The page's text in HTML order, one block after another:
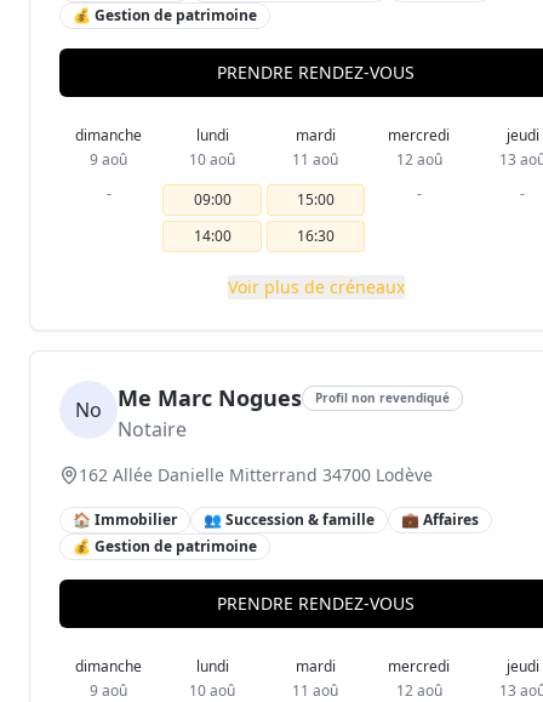
💰 Gestion de patrimoine
PRENDRE RENDEZ-VOUS
dimanche
9 aoû
-
lundi
10 aoû
09:00
14:00
mardi
11 aoû
15:00
16:30
mercredi
12 aoû
-
jeudi
13
-
Voir plus de créneaux
No Me Marc Nogues Profil non revendiqué
Notaire
162 Allée Danielle Mitterrand 34700 Lodève
🏠 Immobilier 👥 Succession & famille
💼 Affaires
💰 Gestion de patrimoine
PRENDRE RENDEZ-VOUS
dimanche
9 aoû
lundi
10 aoû
mardi
11 aoû
mercredi
12 aoû
jeudi
13